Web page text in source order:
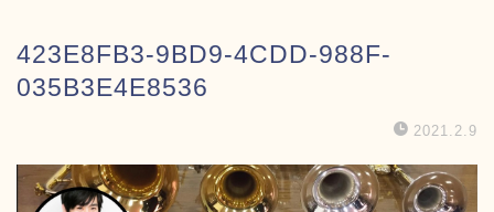
423E8FB3-9BD9-4CDD-988F-
035B3E4E8536
2021.2.9